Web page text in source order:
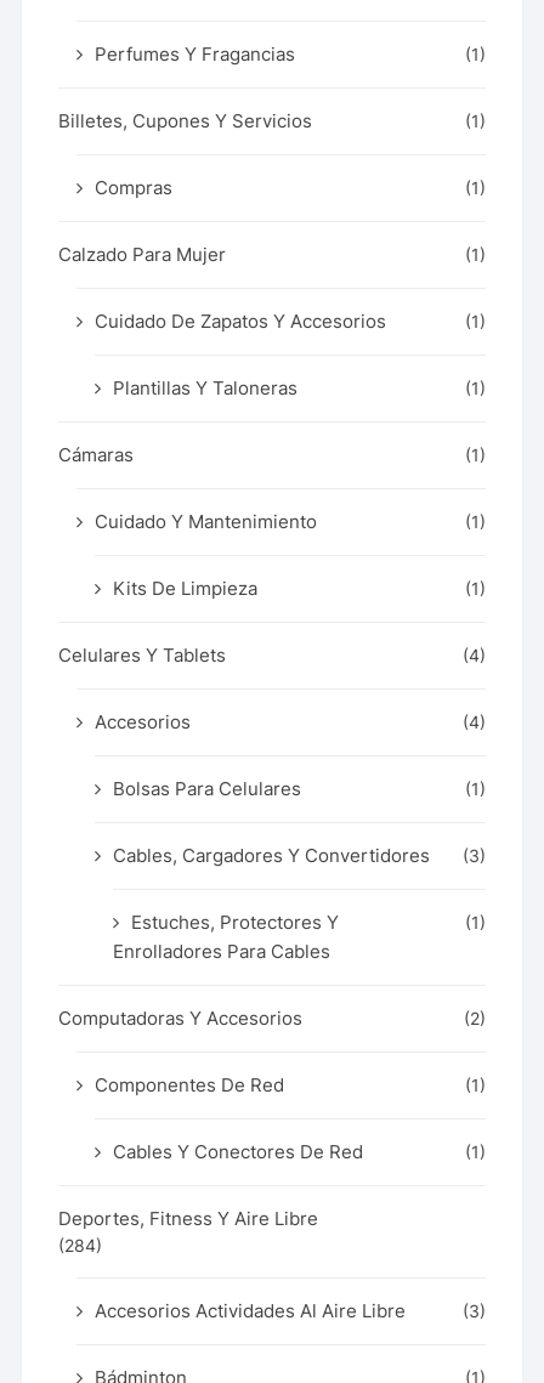
Perfumes Y Fragancias (1)
Billetes, Cupones Y Servicios (1)
Compras (1)
Calzado Para Mujer (1)
Cuidado De Zapatos Y Accesorios (1)
Plantillas Y Taloneras (1)
Cámaras (1)
Cuidado Y Mantenimiento (1)
Kits De Limpieza (1)
Celulares Y Tablets (4)
Accesorios (4)
Bolsas Para Celulares (1)
Cables, Cargadores Y Convertidores (3)
Estuches, Protectores Y
Enrolladores Para Cables
(1)
Computadoras Y Accesorios (2)
Componentes De Red (1)
Cables Y Conectores De Red (1)
Deportes, Fitness Y Aire Libre
(284)
Accesorios Actividades Al Aire Libre (3)
Bádminton (1)